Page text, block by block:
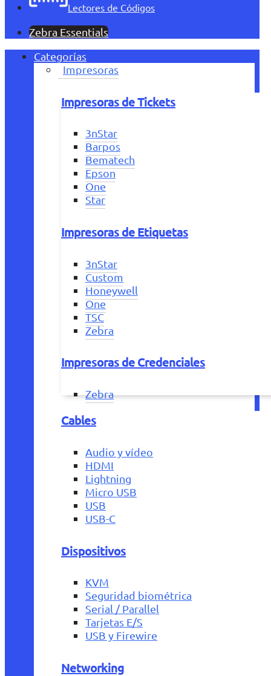
Lectores de Códigos
Zebra Essentials
Categorías
Impresoras
Impresoras de Tickets
3nStar
Barpos
Bematech
Epson
One
Star
Impresoras de Etiquetas
3nStar
Custom
Honeywell
One
TSC
Zebra
Impresoras de Credenciales
Zebra
Cables
Audio y vídeo
HDMI
Lightning
Micro USB
USB
USB-C
Dispositivos
KVM
Seguridad biométrica
Serial / Parallel
Tarjetas E/S
USB y Firewire
Networking